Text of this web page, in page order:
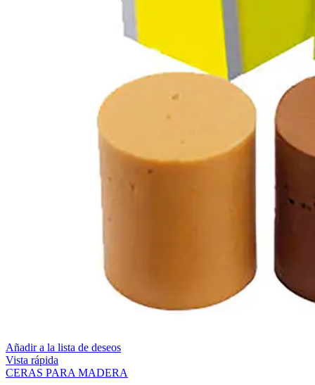
Añadir a la lista de deseos
Vista rápida
CERAS PARA MADERA